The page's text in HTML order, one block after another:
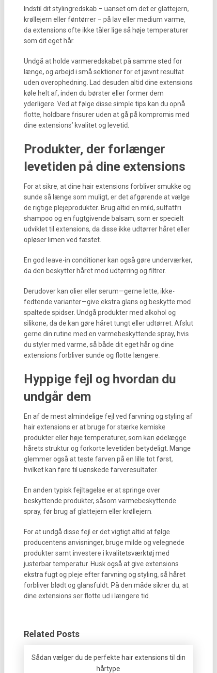
Indstil dit stylingredskab – uanset om det er glattejern,
krøllejern eller føntørrer – på lav eller medium varme,
da extensions ofte ikke tåler lige så høje temperaturer
som dit eget hår.
Undgå at holde varmeredskabet på samme sted for
længe, og arbejd i små sektioner for et jævnt resultat
uden overophedning. Lad desuden altid dine extensions
køle helt af, inden du børster eller former dem
yderligere. Ved at følge disse simple tips kan du opnå
flotte, holdbare frisurer uden at gå på kompromis med
dine extensions’ kvalitet og levetid.
Produkter, der forlænger
levetiden på dine extensions
For at sikre, at dine hair extensions forbliver smukke og
sunde så længe som muligt, er det afgørende at vælge
de rigtige plejeprodukter. Brug altid en mild, sulfatfri
shampoo og en fugtgivende balsam, som er specielt
udviklet til extensions, da disse ikke udtørrer håret eller
opløser limen ved fæstet.
En god leave-in conditioner kan også gøre underværker,
da den beskytter håret mod udtørring og filtrer.
Derudover kan olier eller serum—gerne lette, ikke-
fedtende varianter—give ekstra glans og beskytte mod
spaltede spidser. Undgå produkter med alkohol og
silikone, da de kan gøre håret tungt eller udtørret. Afslut
gerne din rutine med en varmebeskyttende spray, hvis
du styler med varme, så både dit eget hår og dine
extensions forbliver sunde og flotte længere.
Hyppige fejl og hvordan du
undgår dem
En af de mest almindelige fejl ved farvning og styling af
hair extensions er at bruge for stærke kemiske
produkter eller høje temperaturer, som kan ødelægge
hårets struktur og forkorte levetiden betydeligt. Mange
glemmer også at teste farven på en lille tot først,
hvilket kan føre til uønskede farveresultater.
En anden typisk fejltagelse er at springe over
beskyttende produkter, såsom varmebeskyttende
spray, før brug af glattejern eller krøllejern.
For at undgå disse fejl er det vigtigt altid at følge
producentens anvisninger, bruge milde og velegnede
produkter samt investere i kvalitetsværktøj med
justerbar temperatur. Husk også at give extensions
ekstra fugt og pleje efter farvning og styling, så håret
forbliver blødt og glansfuldt. På den måde sikrer du, at
dine extensions ser flotte ud i længere tid.
Related Posts
Sådan vælger du de perfekte hair extensions til din
hårtype